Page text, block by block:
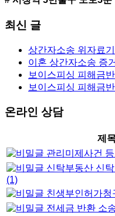
최신 글
상간자소송 위자료
이혼 상간자소송 증
보이스피싱 피해금
보이스피싱 피해금
온라인 상담
제
관리미제사건
신탁부동산 신
(1)
친생부인허가청
전세금 반환 소